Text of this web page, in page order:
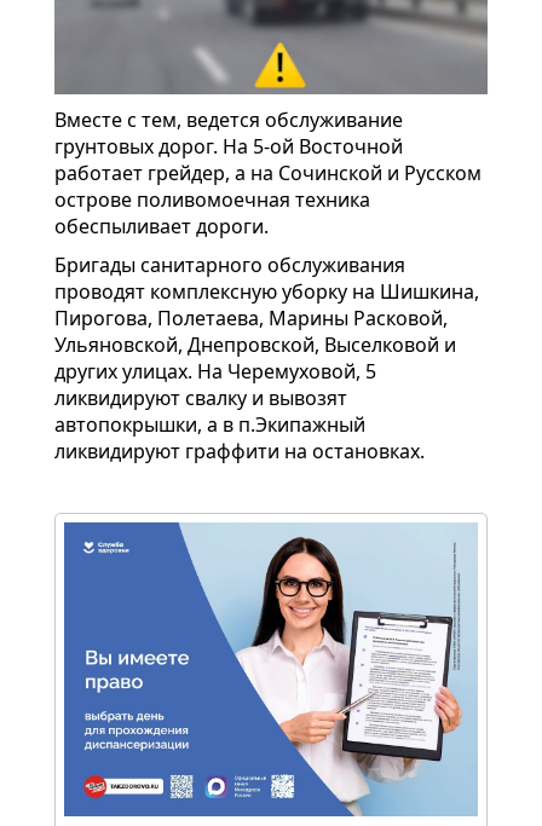
Вместе с тем, ведется обслуживание
грунтовых дорог. На 5-ой Восточной
работает грейдер, а на Сочинской и Русском
острове поливомоечная техника
обеспыливает дороги.
Бригады санитарного обслуживания
проводят комплексную уборку на Шишкина,
Пирогова, Полетаева, Марины Расковой,
Ульяновской, Днепровской, Выселковой и
других улицах. На Черемуховой, 5
ликвидируют свалку и вывозят
автопокрышки, а в п.Экипажный
ликвидируют граффити на остановках.